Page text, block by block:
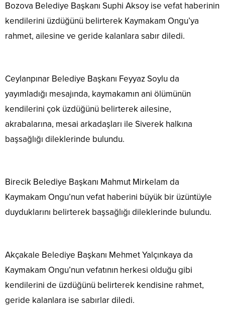
Bozova Belediye Başkanı Suphi Aksoy ise vefat haberinin
kendilerini üzdüğünü belirterek Kaymakam Ongu’ya
rahmet, ailesine ve geride kalanlara sabır diledi.
Ceylanpınar Belediye Başkanı Feyyaz Soylu da
yayımladığı mesajında, kaymakamın ani ölümünün
kendilerini çok üzdüğünü belirterek ailesine,
akrabalarına, mesai arkadaşları ile Siverek halkına
başsağlığı dileklerinde bulundu.
Birecik Belediye Başkanı Mahmut Mirkelam da
Kaymakam Ongu’nun vefat haberini büyük bir üzüntüyle
duyduklarını belirterek başsağlığı dileklerinde bulundu.
Akçakale Belediye Başkanı Mehmet Yalçınkaya da
Kaymakam Ongu’nun vefatının herkesi olduğu gibi
kendilerini de üzdüğünü belirterek kendisine rahmet,
geride kalanlara ise sabırlar diledi.